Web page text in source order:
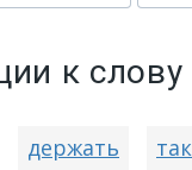
к слову
держать